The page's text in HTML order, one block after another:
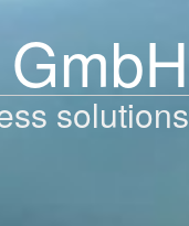
solutions